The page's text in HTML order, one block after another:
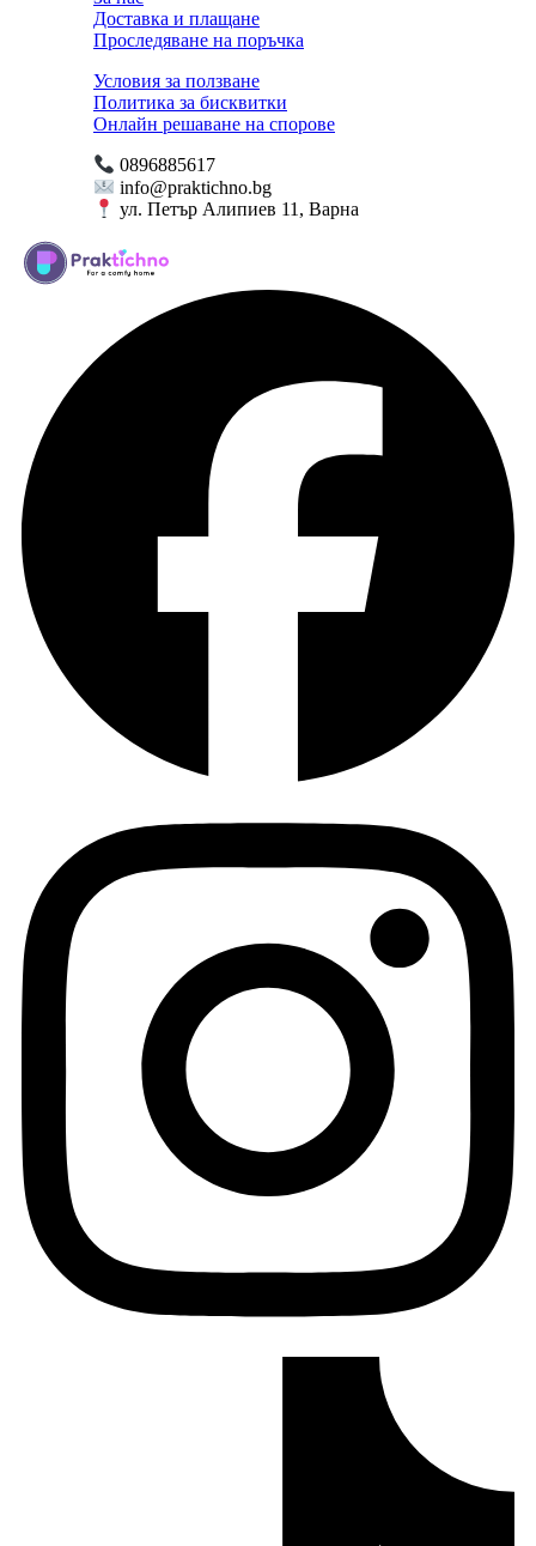
Доставка и плащане
Проследяване на поръчка
Условия за ползване
Политика за бисквитки
Онлайн решаване на спорове
0896885617
info@praktichno.bg
ул. Петър Алипиев 11, Варна